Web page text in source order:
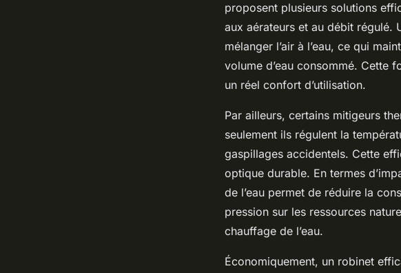
proposent plusieurs solutions
aux aérateurs et au débit régulé.
mélanger l’air à l’eau, ce qui
volume d’eau consommé. Cette
un réel confort d’utilisation.
Par ailleurs, certains mitigeurs
seulement ils régulent la
gaspillages accidentels. Cette
optique durable. En termes
de l’eau permet de réduire la
pression sur les ressources
chauffage de l’eau.
Économiquement, un robinet